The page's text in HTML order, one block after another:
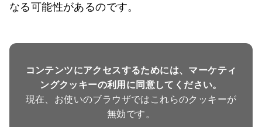
なる可能性があるのです。
コンテンツにアクセスするためには、マーケティ
ングクッキーの利用に同意してください。
現在、お使いのブラウザではこれらのクッキーが
無効です。